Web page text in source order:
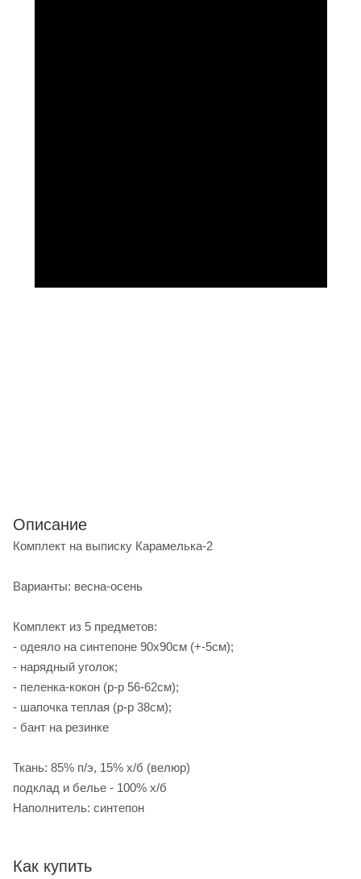
Описание
Комплект на выписку Карамелька-2
Варианты: весна-осень
Комплект из 5 предметов:
- одеяло на синтепоне 90х90см (+-5см);
- нарядный уголок;
- пеленка-кокон (р-р 56-62см);
- шапочка теплая (р-р 38см);
- бант на резинке
Ткань: 85% п/э, 15% х/б (велюр)
подклад и белье - 100% х/б
Наполнитель: синтепон
Как купить